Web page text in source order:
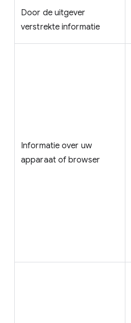
Door de uitgever
verstrekte informatie
Informatie over uw
apparaat of browser